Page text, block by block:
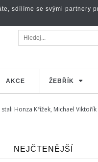
AKCE ŽEBŘÍK
Honza Křížek, Michael Viktořík
NEJČTENĚJŠÍ
sdílíme se svými partnery